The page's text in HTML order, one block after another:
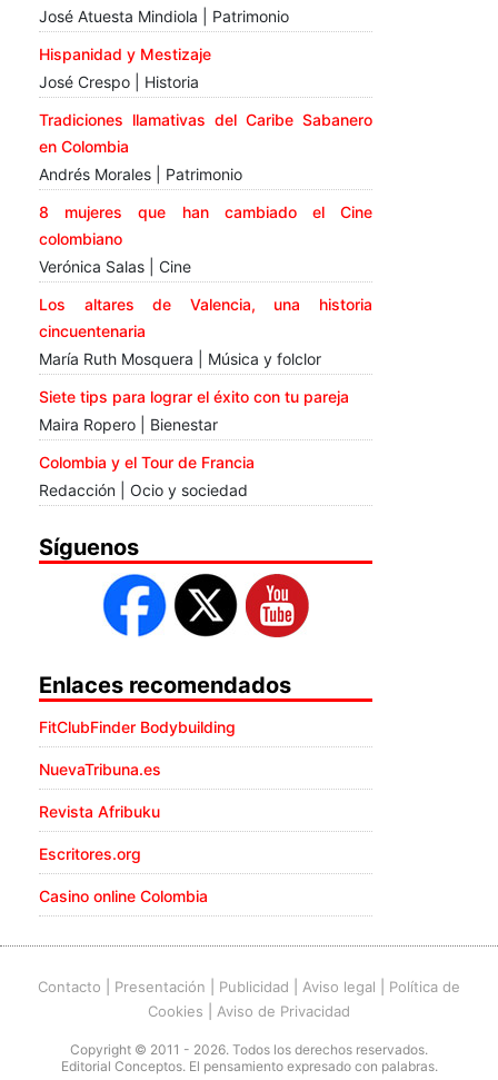
José Atuesta Mindiola | Patrimonio
Hispanidad y Mestizaje
José Crespo | Historia
Tradiciones llamativas del Caribe Sabanero
en Colombia
Andrés Morales | Patrimonio
8 mujeres que han cambiado el Cine
colombiano
Verónica Salas | Cine
Los altares de Valencia, una historia
cincuentenaria
María Ruth Mosquera | Música y folclor
Siete tips para lograr el éxito con tu pareja
Maira Ropero | Bienestar
Colombia y el Tour de Francia
Redacción | Ocio y sociedad
Síguenos
Enlaces recomendados
FitClubFinder Bodybuilding
NuevaTribuna.es
Revista Afribuku
Escritores.org
Casino online Colombia
Contacto Presentación Publicidad Aviso legal
Política de
Cookies
Aviso de Privacidad
Copyright © 2011 - 2026. Todos los derechos reservados.
Editorial Conceptos. El pensamiento expresado con palabras.